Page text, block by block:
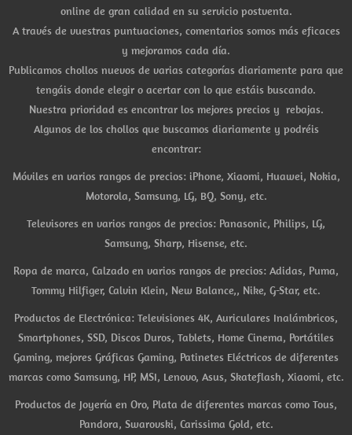
online de gran calidad en su servicio postventa.
A través de vuestras puntuaciones, comentarios somos más eficaces
y mejoramos cada día.
Publicamos chollos nuevos de varias categorías diariamente para que
tengáis donde elegir o acertar con lo que estáis buscando.
Nuestra prioridad es encontrar los mejores precios y rebajas.
Algunos de los chollos que buscamos diariamente y podréis
encontrar:
Móviles en varios rangos de precios: iPhone, Xiaomi, Huawei, Nokia,
Motorola, Samsung, LG, BQ, Sony, etc.
Televisores en varios rangos de precios: Panasonic, Philips, LG,
Samsung, Sharp, Hisense, etc.
Ropa de marca, Calzado en varios rangos de precios: Adidas, Puma,
Tommy Hilfiger, Calvin Klein, New Balance,, Nike, G-Star, etc.
Productos de Electrónica: Televisiones 4K, Auriculares Inalámbricos,
Smartphones, SSD, Discos Duros, Tablets, Home Cinema, Portátiles
Gaming, mejores Gráficas Gaming, Patinetes Eléctricos de diferentes
marcas como Samsung, HP, MSI, Lenovo, Asus, Skateflash, Xiaomi, etc.
Productos de Joyería en Oro, Plata de diferentes marcas como Tous,
Pandora, Swarovski, Carissima Gold, etc.